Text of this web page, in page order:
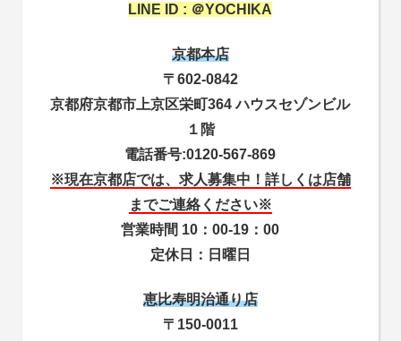
LINE ID : ＠YOCHIKA
京都本店
〒602-0842
京都府京都市上京区栄町364 ハウスセゾンビル
１階
電話番号:0120-567-869
※現在京都店では、求人募集中！ 詳しくは店舗
までご連絡ください※
営業時間 10：00-19：00
定休日：日曜日
恵比寿明治通り店
〒150-0011